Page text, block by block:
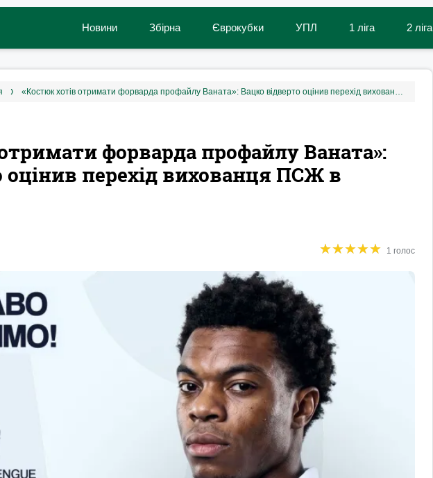
Новини Збірна Єврокубки УПЛ 1 ліга 2 ліга
«Костюк хотів отримати форварда профайлу Ваната»: Вацко відверто оцінив перехід вихованця ПСЖ в Динамо
форварда профайлу Ваната»:
оцінив перехід вихованця ПСЖ в
★★★★★
★★★★★ 1 голос